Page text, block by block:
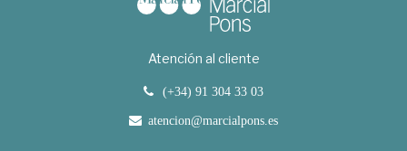
Atención al cliente
(+34) 91 304 33 03
atencion@marcialpons.es